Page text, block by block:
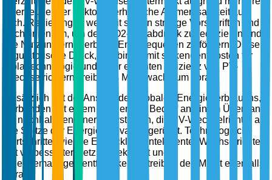
überzeugender Faktoren erhebliche Aufmerksamkeit auf
sich. Regierungen weltweit setzen strenge Vorschriften und
Richtlinien um, um den CO2-Fußabdruck zu reduzieren und
die Nutzung erneuerbarer Energiequellen zu fördern. Dieser
regulatorische Druck, kombiniert mit sinkenden Kosten für
Solartechnologie und einer erhöhten Effizienz von PV-
Wechselrichtern, treibt das Marktwachstum voran.
Zusätzlich hat der Anstieg des globalen Energieverbrauchs,
verbunden mit einem dringenden Bedarf an einem Übergang
zu nachhaltigen Energiesystemen, die PV-Wechselrichter an
die Spitze der Energieinnovation gerückt. Technologische
Fortschritte, wie die Entwicklung intelligenter Wechselrichter
mit verbesserter Netzkonnektivität und
Energiemanagementfähigkeiten, treiben den Markt ebenfalls
voran.